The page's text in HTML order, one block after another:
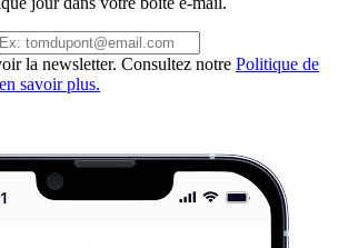
la newsletter. Consultez notre Politique de
savoir plus.